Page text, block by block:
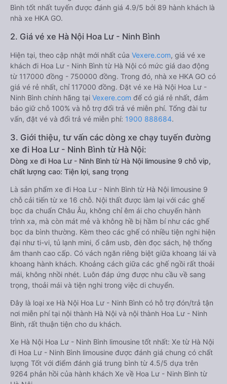
Bình tốt nhất tuyến được đánh giá 4.9/5 bởi 89 hành khách là
nhà xe HKA GO.
2. Giá vé xe Hà Nội Hoa Lư - Ninh Bình
Hiện tại, theo cập nhật mới nhất của Vexere.com, giá vé xe
khách đi Hoa Lư - Ninh Bình từ Hà Nội có mức giá dao động
từ 117000 đồng - 750000 đồng. Trong đó, nhà xe HKA GO có
giá vé rẻ nhất, chỉ 117000 đồng. Đặt vé xe Hà Nội Hoa Lư -
Ninh Bình chính hãng tại Vexere.com để có giá rẻ nhất, đảm
bảo giữ chỗ 100% và hỗ trợ đổi trả vé miễn phí. Tổng đài tư
vấn, đặt vé và đổi trả vé miễn phí: 1900 888684.
3. Giới thiệu, tư vấn các dòng xe chạy tuyến đường
xe đi Hoa Lư - Ninh Bình từ Hà Nội:
Dòng xe đi Hoa Lư - Ninh Bình từ Hà Nội limousine 9 chỗ vip,
chất lượng cao: Tiện lợi, sang trọng
Là sản phẩm xe đi Hoa Lư - Ninh Bình từ Hà Nội limousine 9
chỗ cải tiến từ xe 16 chỗ. Nội thất được làm lại với các ghế
bọc da chuẩn Châu Âu, không chỉ êm ái cho chuyến hành
trình xa, mà còn mát mẻ và không hề bị hầm bí như các ghế
bọc da bình thường. Kèm theo các ghế có nhiều tiện nghi hiện
đại như ti-vi, tủ lạnh mini, ổ cắm usb, đèn đọc sách, hệ thống
âm thanh cao cấp. Có vách ngăn riêng biệt giữa khoang lái và
khoang hành khách. Khoảng cách giữa các ghế ngồi rất thoải
mái, không nhồi nhét. Luôn đáp ứng được nhu cầu về sang
trọng, thoải mái và tiện nghi trong việc di chuyển.
Đây là loại xe Hà Nội Hoa Lư - Ninh Bình có hỗ trợ đón/trả tận
nơi miễn phí tại nội thành Hà Nội và nội thành Hoa Lư - Ninh
Bình, rất thuận tiện cho du khách.
Xe Hà Nội Hoa Lư - Ninh Bình limousine tốt nhất: Xe từ Hà Nội
đi Hoa Lư - Ninh Bình limousine được đánh giá chung có chất
lượng Tốt với điểm đánh giá trung bình từ 4.5/5 dựa trên
9264 phản hồi của hành khách Xe về Hoa Lư - Ninh Bình từ